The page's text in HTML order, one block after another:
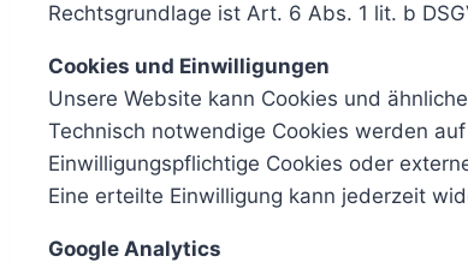
Rechtsgrundlage ist Art. 6 Abs. 1 lit. b
Cookies und Einwilligungen
Unsere Website kann Cookies und
Technisch notwendige Cookies werden
Einwilligungspflichtige Cookies oder
Eine erteilte Einwilligung kann jederzeit
Google Analytics